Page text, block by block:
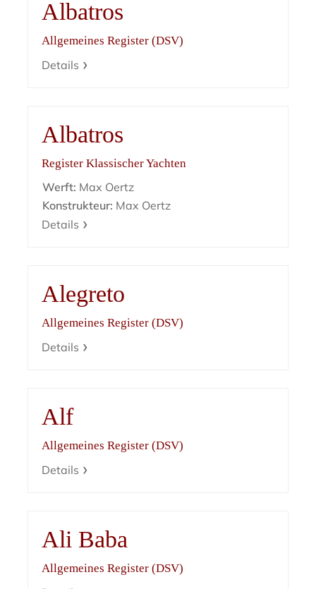
Albatros
Allgemeines Register (DSV)
Details
Albatros
Register Klassischer Yachten
Werft: Max Oertz
Konstrukteur: Max Oertz
Details
Alegreto
Allgemeines Register (DSV)
Details
Alf
Allgemeines Register (DSV)
Details
Ali Baba
Allgemeines Register (DSV)